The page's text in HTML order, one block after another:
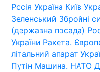
Росія Україна Київ
Зеленський Збройні
(державна посада)
України Ракета.
літальний апарат
Путін Машина. НАТО